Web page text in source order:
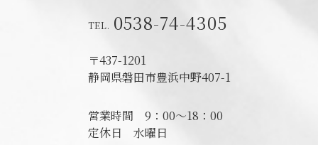
0538-74-4305
〒437-1201
静岡県磐田市豊浜中野407-1
営業時間 9：00～18：00
定休日 水曜日